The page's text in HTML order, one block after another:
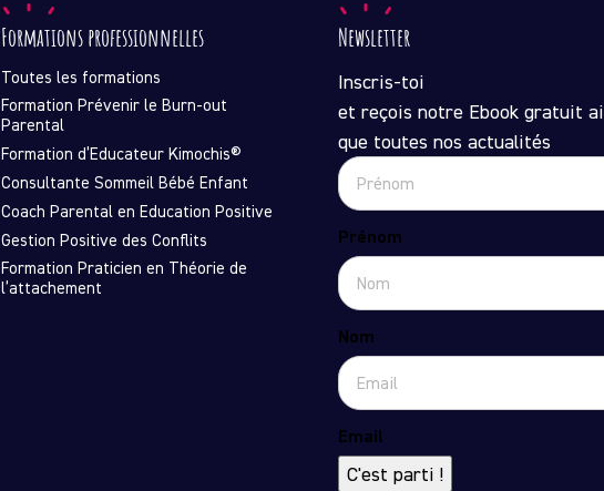
Formations professionnelles
Toutes les formations
Formation Prévenir le Burn-out
Parental
Formation d’Educateur Kimochis®
Consultante Sommeil Bébé Enfant
Coach Parental en Education Positive
Gestion Positive des Conflits
Formation Praticien en Théorie de
l’attachement
Newsletter
Inscris-toi
et reçois notre Ebook gratuit
que toutes nos actualités
Prénom
Nom
Email
C'est parti !